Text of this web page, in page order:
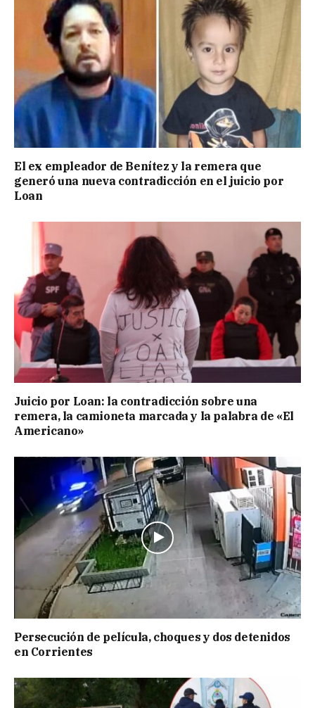
El ex empleador de Benítez y la remera que
generó una nueva contradicción en el juicio por
Loan
Juicio por Loan: la contradicción sobre una
remera, la camioneta marcada y la palabra de «El
Americano»
Persecución de película, choques y dos detenidos
en Corrientes